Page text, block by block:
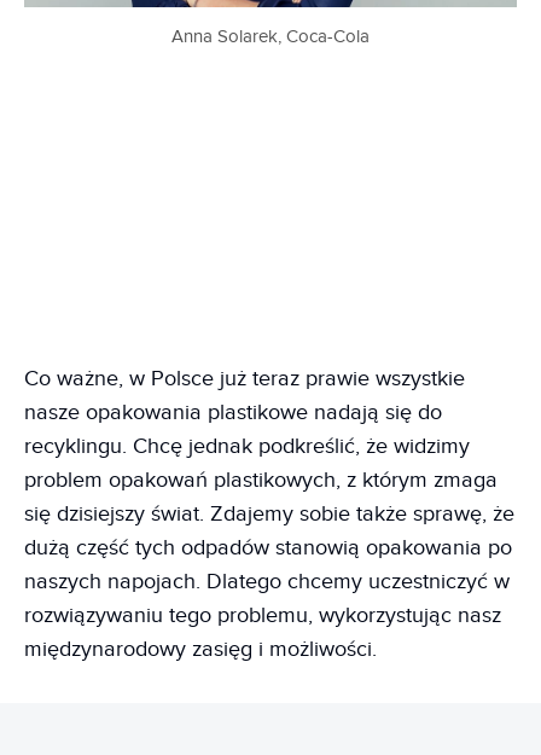
Anna Solarek, Coca-Cola
Co ważne, w Polsce już teraz prawie wszystkie
nasze opakowania plastikowe nadają się do
recyklingu. Chcę jednak podkreślić, że widzimy
problem opakowań plastikowych, z którym zmaga
się dzisiejszy świat. Zdajemy sobie także sprawę, że
dużą część tych odpadów stanowią opakowania po
naszych napojach. Dlatego chcemy uczestniczyć w
rozwiązywaniu tego problemu, wykorzystując nasz
międzynarodowy zasięg i możliwości.